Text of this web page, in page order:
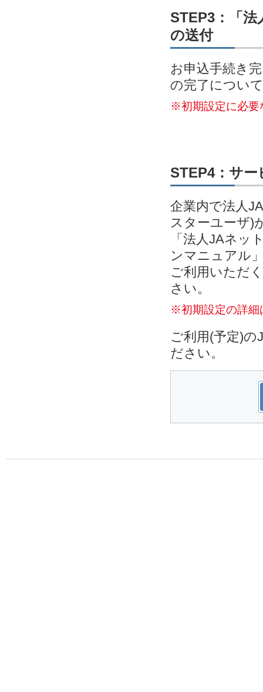
STEP3：「
の送付
お申込手続き
の完了につい
※初期設定に必要
STEP4：サー
企業内で法人
スターユーザ)
「法人JAネッ
ンマニュアル
ご利用いただ
さい。
※初期設定の詳細
ご利用(予定)
ださい。